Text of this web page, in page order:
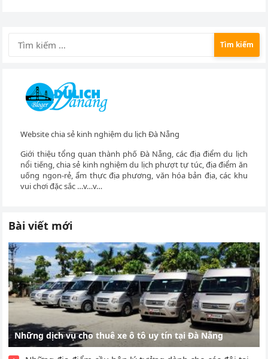
Tìm
kiếm
Website chia sẻ kinh nghiệm du lịch Đà Nẵng
Giới thiệu tổng quan thành phố Đà Nẵng, các địa điểm du lịch
nổi tiếng, chia sẻ kinh nghiệm du lịch phượt tự túc, địa điểm ăn
uống ngon-rẻ, ẩm thực địa phương, văn hóa bản địa, các khu
vui chơi đặc sắc …v…v…
Bài viết mới
Những dịch vụ cho thuê xe ô tô uy tín tại Đà Nẵng